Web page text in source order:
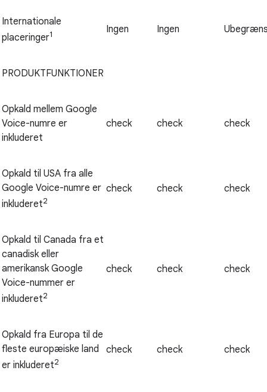
Internationale
placeringer1 Ingen Ingen
PRODUKTFUNKTIONER
Opkald mellem Google
Voice-numre er
inkluderet
check check check
Opkald til USA fra alle
Google Voice-numre er
inkluderet2
check check check
Opkald til Canada fra et
canadisk eller
amerikansk Google
Voice-nummer er
inkluderet2
check check check
Opkald fra Europa til de
fleste europæiske land
er inkluderet2
check check check